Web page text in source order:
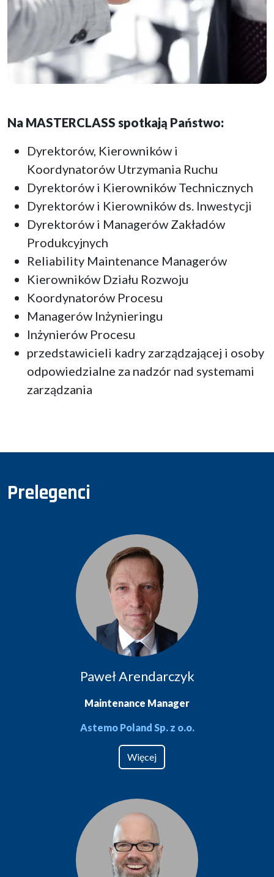
Na MASTERCLASS spotkają Państwo:
Dyrektorów, Kierowników i
Koordynatorów Utrzymania Ruchu
Dyrektorów i Kierowników Technicznych
Dyrektorów i Kierowników ds. Inwestycji
Dyrektorów i Managerów Zakładów
Produkcyjnych
Reliability Maintenance Managerów
Kierowników Działu Rozwoju
Koordynatorów Procesu
Managerów Inżynieringu
Inżynierów Procesu
przedstawicieli kadry zarządzającej i osoby
odpowiedzialne za nadzór nad systemami
zarządzania
Prelegenci
Paweł Arendarczyk
Maintenance Manager
Astemo Poland Sp. z o.o.
Więcej